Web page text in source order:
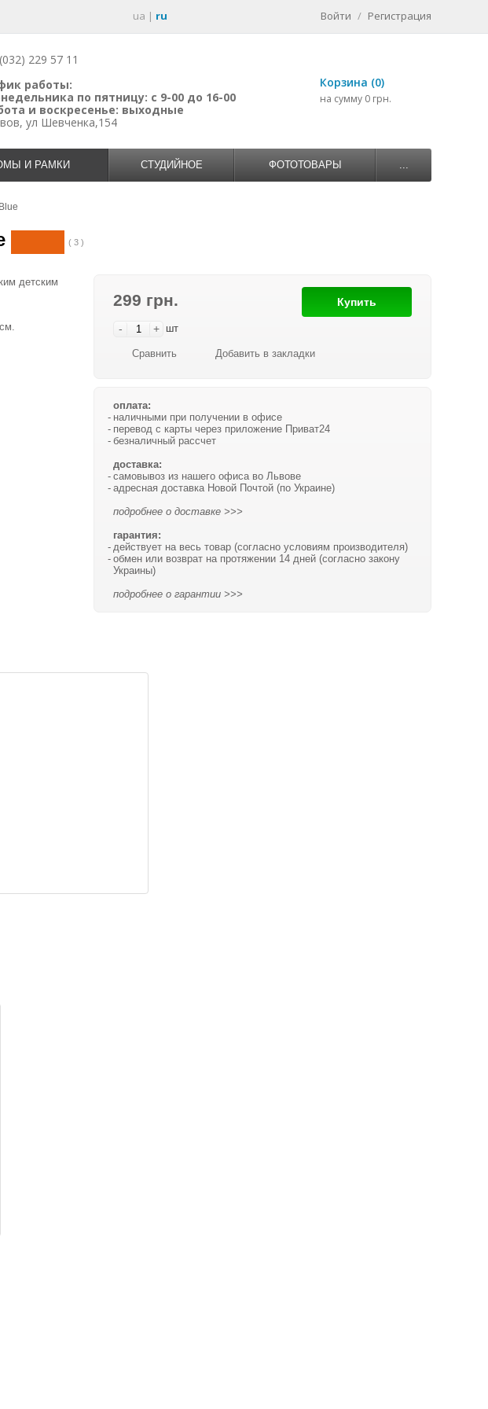
ua | ru Войти / Регистрация
229 57 11
работы:
по пятницу: с 9-00 до 16-00
и воскресенье: выходные
ул Шевченка,154
Корзина (0)
на сумму 0 грн.
И РАМКИ СТУДИЙНОЕ ФОТОТОВАРЫ ...
( 3 )
299 грн.
- + шт
Купить
Сравнить Добавить в закладки
оплата:
наличными при получении в офисе
перевод с карты через приложение Приват24
безналичный рассчет
доставка:
самовывоз из нашего офиса во Львове
адресная доставка Новой Почтой (по Украине)
подробнее о доставке >>>
гарантия:
действует на весь товар (согласно условиям производителя)
обмен или возврат на протяжении 14 дней (согласно закону
Украины)
подробнее о гарантии >>>
детским